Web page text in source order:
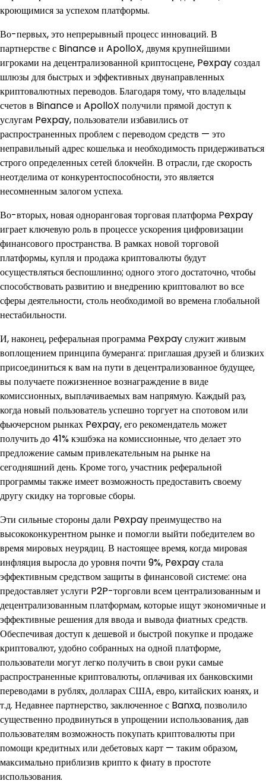
кроющимися за успехом платформы.
Во-первых, это непрерывный процесс инноваций. В
партнерстве с Binance и ApolloX, двумя крупнейшими
игроками на децентрализованной криптосцене, Pexpay создал
шлюзы для быстрых и эффективных двунаправленных
криптовалютных переводов. Благодаря тому, что владельцы
счетов в Binance и ApolloX получили прямой доступ к
услугам Pexpay, пользователи избавились от
распространенных проблем с переводом средств — это
неправильный адрес кошелька и необходимость придерживаться
строго определенных сетей блокчейн. В отрасли, где скорость
неотделима от конкурентоспособности, это является
несомненным залогом успеха.
Во-вторых, новая одноранговая торговая платформа Pexpay
играет ключевую роль в процессе ускорения цифровизации
финансового пространства. В рамках новой торговой
платформы, купля и продажа криптовалюты будут
осуществляться беспошлинно; одного этого достаточно, чтобы
способствовать развитию и внедрению криптовалют во все
сферы деятельности, столь необходимой во времена глобальной
нестабильности.
И, наконец, реферальная программа Pexpay служит живым
воплощением принципа бумеранга: приглашая друзей и близких
присоединиться к вам на пути в децентрализованное будущее,
вы получаете пожизненное вознаграждение в виде
комиссионных, выплачиваемых вам напрямую. Каждый раз,
когда новый пользователь успешно торгует на спотовом или
фьючерсном рынках Pexpay, его рекомендатель может
получить до 41% кэшбэка на комиссионные, что делает это
предложение самым привлекательным на рынке на
сегодняшний день. Кроме того, участник реферальной
программы также имеет возможность предоставить своему
другу скидку на торговые сборы.
Эти сильные стороны дали Pexpay преимущество на
высококонкурентном рынке и помогли выйти победителем во
время мировых неурядиц. В настоящее время, когда мировая
инфляция выросла до уровня почти 9%, Pexpay стала
эффективным средством защиты в финансовой системе: она
предоставляет услуги P2P-торговли всем централизованным и
децентрализованным платформам, которые ищут экономичные и
эффективные решения для ввода и вывода фиатных средств.
Обеспечивая доступ к дешевой и быстрой покупке и продаже
криптовалют, удобно собранных на одной платформе,
пользователи могут легко получить в свои руки самые
распространенные криптовалюты, оплачивая их банковскими
переводами в рублях, долларах США, евро, китайских юанях, и
т.д. Недавнее партнерство, заключенное с Banxa, позволило
существенно продвинуться в упрощении использования, дав
пользователям возможность покупать криптовалюты при
помощи кредитных или дебетовых карт — таким образом,
максимально приблизив крипто к фиату в простоте
использования.